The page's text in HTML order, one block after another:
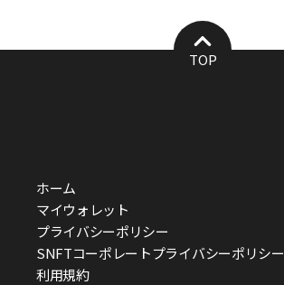
TOP
ホーム
マイウォレット
プライバシーポリシー
SNFTコーポレートプライバシーポリシー
利用規約